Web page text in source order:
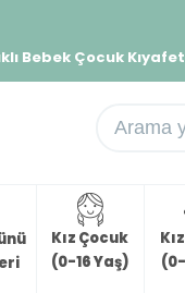
Bebek Çocuk
Kız Çocuk
(0-16 Yaş)